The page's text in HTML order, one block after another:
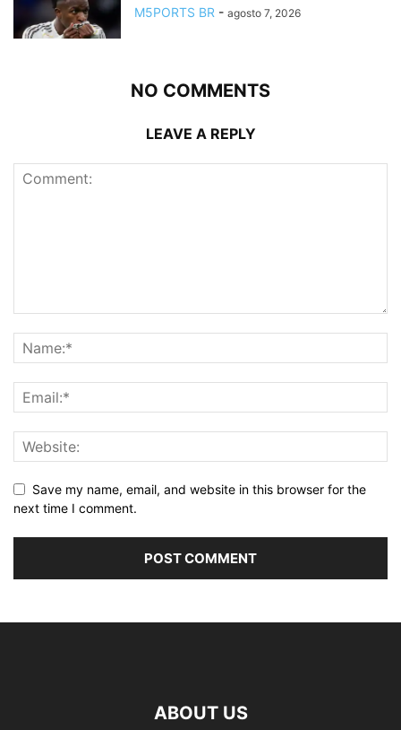
M5PORTS BR - agosto 7, 2026
NO COMMENTS
LEAVE A REPLY
Save my name, email, and website in this browser for the
next time I comment.
ABOUT US